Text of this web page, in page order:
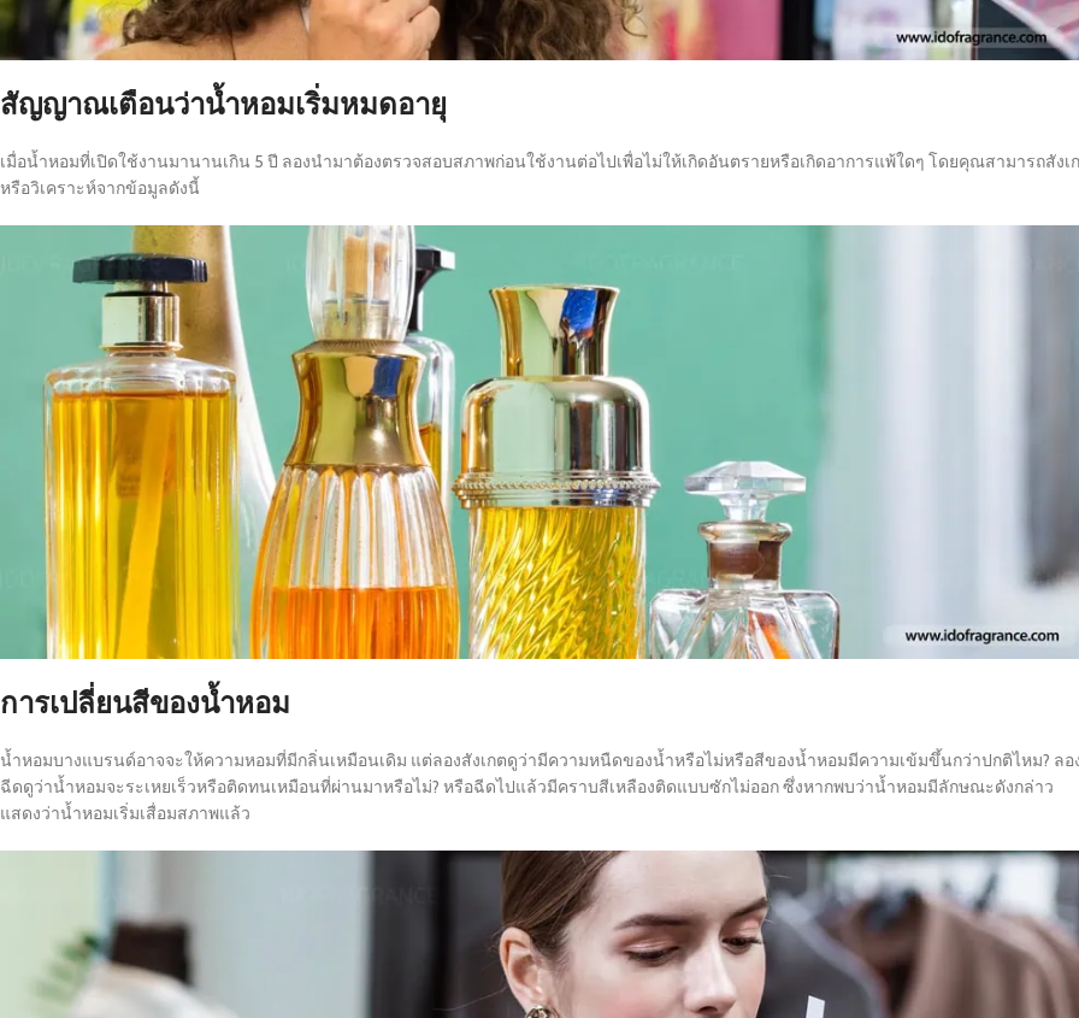
สัญญาณเตือนว่าน้ำหอมเริ่มหมดอายุ
เมื่อน้ำหอมที่เปิดใช้งานมานานเกิน 5 ปี ลองนำมาต้องตรวจสอบสภาพก่อนใช้งานต่อไปเพื่อไม่ให้เกิดอันตรายหรือเกิดอาการแพ้ใดๆ โดยคุณสามารถสังเ
หรือวิเคราะห์จากข้อมูลดังนี้
การเปลี่ยนสีของน้ำหอม
น้ำหอมบางแบรนด์อาจจะให้ความหอมที่มีกลิ่นเหมือนเดิม แต่ลองสังเกตดูว่ามีความหนืดของน้ำหรือไม่หรือสีของน้ำหอมมีความเข้มขึ้นกว่าปกติไหม? ลอ
ฉีดดูว่าน้ำหอมจะระเหยเร็วหรือติดทนเหมือนที่ผ่านมาหรือไม่? หรือฉีดไปแล้วมีคราบสีเหลืองติดแบบซักไม่ออก ซึ่งหากพบว่าน้ำหอมมีลักษณะดังกล่าว
แสดงว่าน้ำหอมเริ่มเสื่อมสภาพแล้ว